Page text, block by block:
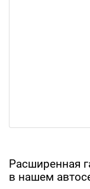
Расширенная
в нашем